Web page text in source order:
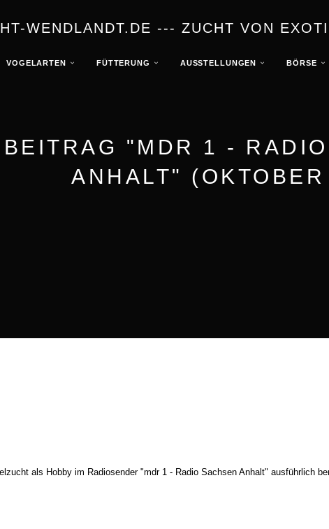
WENDLANDT.DE --- ZUCHT VON
VOGELARTEN FÜTTERUNG AUSSTELLUNGEN BÖRSE
BEITRAG "MDR 1 -
ANHALT"
als Hobby im Radiosender "mdr 1 - Radio Sachsen Anhalt" ausführlich